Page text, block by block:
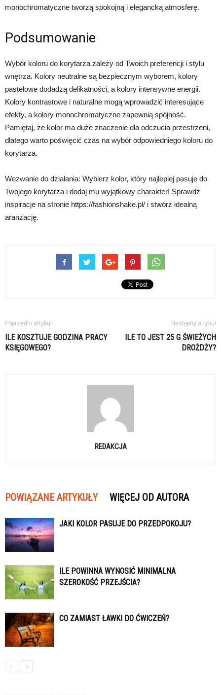
monochromatyczne tworzą spokojną i elegancką atmosferę.
Podsumowanie
Wybór koloru do korytarza zależy od Twoich preferencji i stylu
wnętrza. Kolory neutralne są bezpiecznym wyborem, kolory
pastelowe dodadzą delikatności, a kolory intensywne energii.
Kolory kontrastowe i naturalne mogą wprowadzić interesujące
efekty, a kolory monochromatyczne zapewnią spójność.
Pamiętaj, że kolor ma duże znaczenie dla odczucia przestrzeni,
dlatego warto poświęcić czas na wybór odpowiedniego koloru do
korytarza.
Wezwanie do działania: Wybierz kolor, który najlepiej pasuje do
Twojego korytarza i dodaj mu wyjątkowy charakter! Sprawdź
inspiracje na stronie https://fashionshake.pl/ i stwórz idealną
aranżację.
Poprzedni artykuł
ILE KOSZTUJE GODZINA PRACY
KSIĘGOWEGO?
Następny artykuł
ILE TO JEST 25 G ŚWIEŻYCH
DROŻDŻY?
REDAKCJA
POWIĄZANE ARTYKUŁY WIĘCEJ OD AUTORA
JAKI KOLOR PASUJE DO PRZEDPOKOJU?
ILE POWINNA WYNOSIĆ MINIMALNA
SZEROKOŚĆ PRZEJŚCIA?
CO ZAMIAST ŁAWKI DO ĆWICZEŃ?